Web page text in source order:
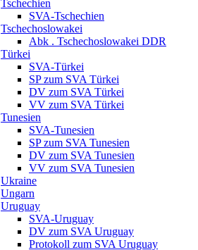
Tschechien
SVA-Tschechien
Tschechoslowakei
Abk . Tschechoslowakei DDR
Türkei
SVA-Türkei
SP zum SVA Türkei
DV zum SVA Türkei
VV zum SVA Türkei
Tunesien
SVA-Tunesien
SP zum SVA Tunesien
DV zum SVA Tunesien
VV zum SVA Tunesien
Ukraine
Ungarn
Uruguay
SVA-Uruguay
DV zum SVA Uruguay
Protokoll zum SVA Uruguay